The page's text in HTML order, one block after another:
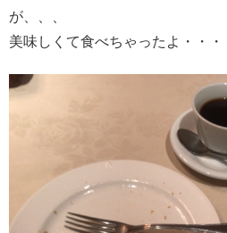
が、、、
美味しくて食べちゃったよ・・・